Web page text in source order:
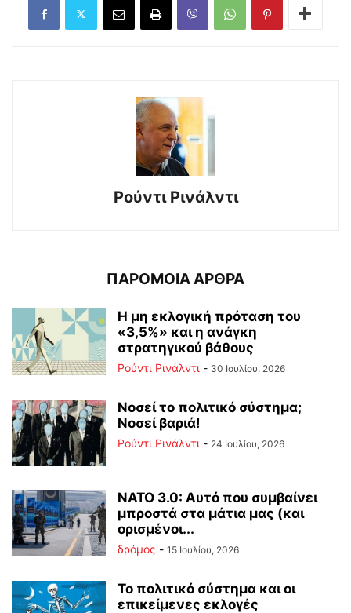
Ρούντι Ρινάλντι
ΠΑΡΟΜΟΙΑ ΑΡΘΡΑ
Η μη εκλογική πρόταση του
«3,5%» και η ανάγκη
στρατηγικού βάθους
Ρούντι Ρινάλντι - 30 Ιουλίου, 2026
Νοσεί το πολιτικό σύστημα;
Νοσεί βαριά!
Ρούντι Ρινάλντι - 24 Ιουλίου, 2026
ΝΑΤΟ 3.0: Αυτό που συμβαίνει
μπροστά στα μάτια μας (και
ορισμένοι...
δρόμος - 15 Ιουλίου, 2026
Το πολιτικό σύστημα και οι
επικείμενες εκλογές